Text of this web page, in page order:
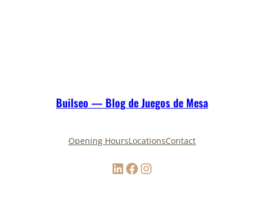
Builseo — Blog de Juegos de Mesa
Opening HoursLocationsContact
LinkedIn Facebook Instagram